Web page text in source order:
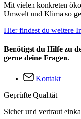
Mit vielen konkreten
Umwelt und Klima so
Hier findest du weitere
Benötigst du Hilfe zu
gerne deine Fragen.
Kontakt
Geprüfte Qualität
Sicher und vertraut